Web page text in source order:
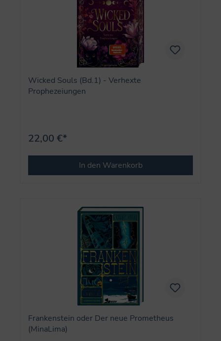
Wicked Souls (Bd.1) - Verhexte
Prophezeiungen
22,00 €*
In den Warenkorb
Frankenstein oder Der neue Prometheus
(MinaLima)